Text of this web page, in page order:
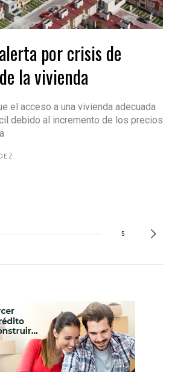
por crisis de
la vivienda
el acceso a una vivienda adecuada
debido al incremento de los precios
5